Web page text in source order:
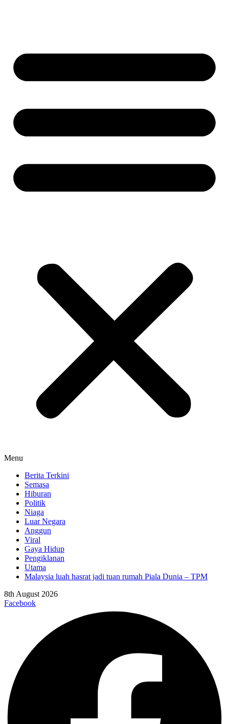
Menu
Berita Terkini
Semasa
Hiburan
Politik
Niaga
Luar Negara
Anggun
Viral
Gaya Hidup
Pengiklanan
Utama
Malaysia luah hasrat jadi tuan rumah Piala Dunia – TPM
8th August 2026
Facebook